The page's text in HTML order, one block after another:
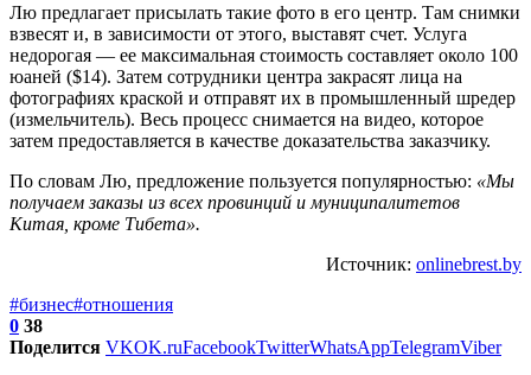
Лю предлагает присылать такие фото в его центр. Там снимки
взвесят и, в зависимости от этого, выставят счет. Услуга
недорогая — ее максимальная стоимость составляет около 100
юаней ($14). Затем сотрудники центра закрасят лица на
фотографиях краской и отправят их в промышленный шредер
(измельчитель). Весь процесс снимается на видео, которое
затем предоставляется в качестве доказательства заказчику.
По словам Лю, предложение пользуется популярностью: «Мы
получаем заказы из всех провинций и муниципалитетов
Китая, кроме Тибета».
Источник: onlinebrest.by
#бизнес#отношения
0 38
Поделится VKOK.ruFacebookTwitterWhatsAppTelegramViber